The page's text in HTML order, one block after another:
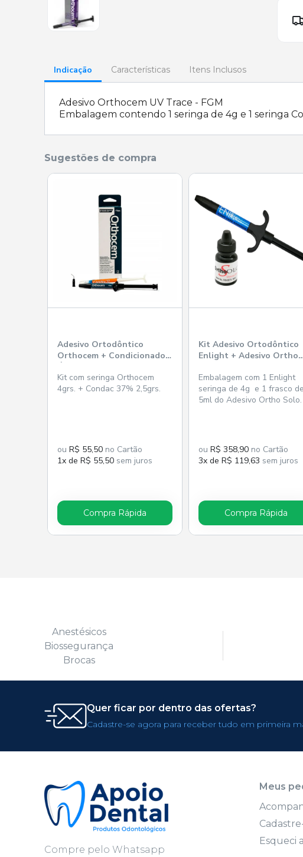
Indicação Características Itens Inclusos
Adesivo Orthocem UV Trace - FGM
Embalagem contendo 1 seringa de 4g e 1 seringa
Sugestões de compra
Adesivo Ortodôntico
Orthocem + Condicionador
Kit com seringa Orthocem
4grs. + Condac 37% 2,5grs.
ou R$ 55,50 no Cartão
1x de R$ 55,50 sem juros
Compra Rápida
Kit Adesivo Ortodôntico
Enlight + Adesivo Ortho
Embalagem com 1 Enlight
seringa de 4g e 1 frasco de
5ml do Adesivo Ortho Solo.
ou R$ 358,90 no Cartão
3x de R$ 119,63 sem juros
Compra Rápida
Anestésicos
Biossegurança
Brocas
Quer ficar por dentro das ofertas?
Cadastre-se agora para receber tudo em primeira
Compre pelo Whatsapp
Meus
Esqueci